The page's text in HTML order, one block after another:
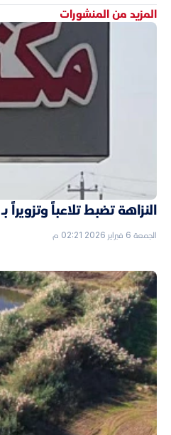
المزيد من المنشورات
النزاهة تضبط تلاعباً وتزويراً بـ 46 إضبارة في دائرة الحماية الاجتماعية بالأنبار
الجمعة 6 فبراير 2026 02:21 م